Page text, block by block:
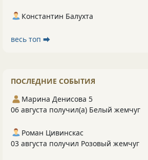
Константин Балухта
весь топ ⮕
ПОСЛЕДНИЕ СОБЫТИЯ
Марина Денисова 5
06 августа получил(а) Белый жемчуг
Роман Цивинскас
03 августа получил Розовый жемчуг